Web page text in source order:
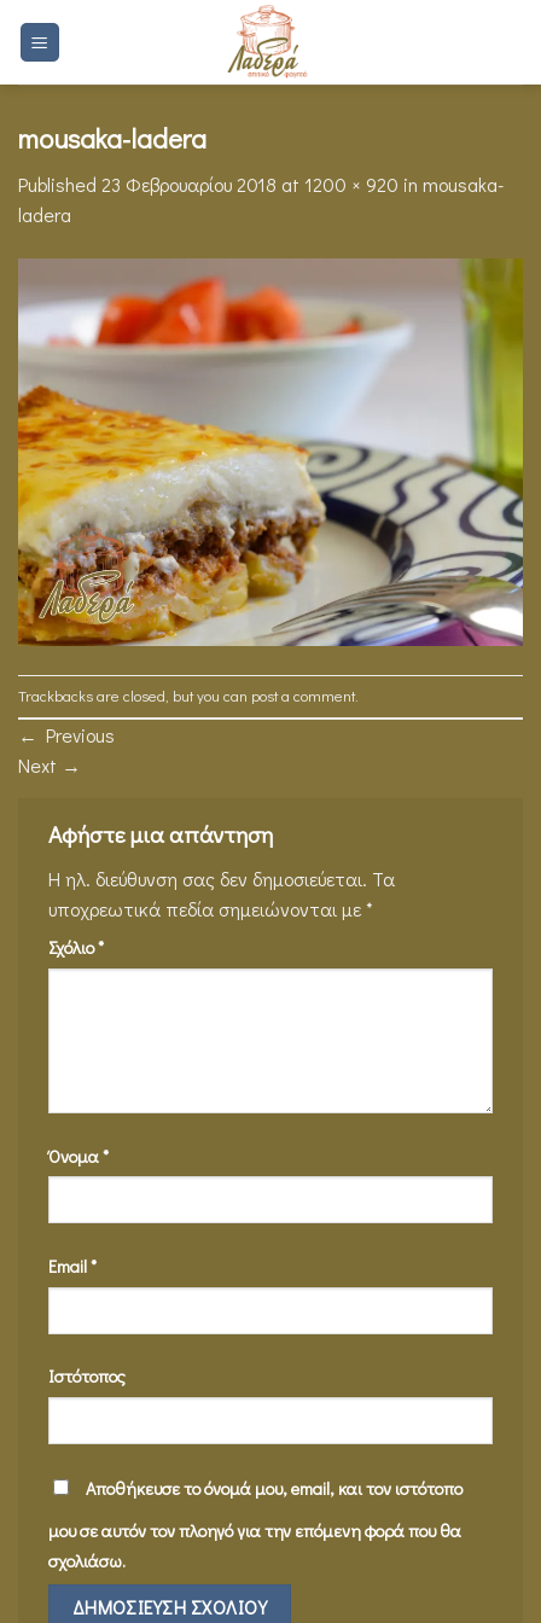
mousaka-ladera
Published 23 Φεβρουαρίου 2018 at 1200 × 920 in mousaka-
ladera
Trackbacks are closed, but you can post a comment.
← Previous
Next →
Αφήστε μια απάντηση
Η ηλ. διεύθυνση σας δεν δημοσιεύεται. Τα
υποχρεωτικά πεδία σημειώνονται με*
Σχόλιο*
Όνομα*
Email*
Ιστότοπος
Αποθήκευσε το όνομά μου, email, και τον ιστότοπο
μου σε αυτόν τον πλοηγό για την επόμενη φορά που θα
σχολιάσω.